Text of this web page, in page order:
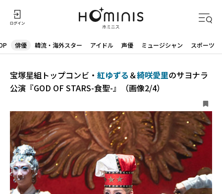
俳優 韓流・海外スター アイドル 声優 ミュージシャン スポーツ
宝塚星組トップコンビ・ 紅ゆずる ＆綺咲愛里のサヨナラ
公演『GOD OF STARS-食聖-』（画像2/4）